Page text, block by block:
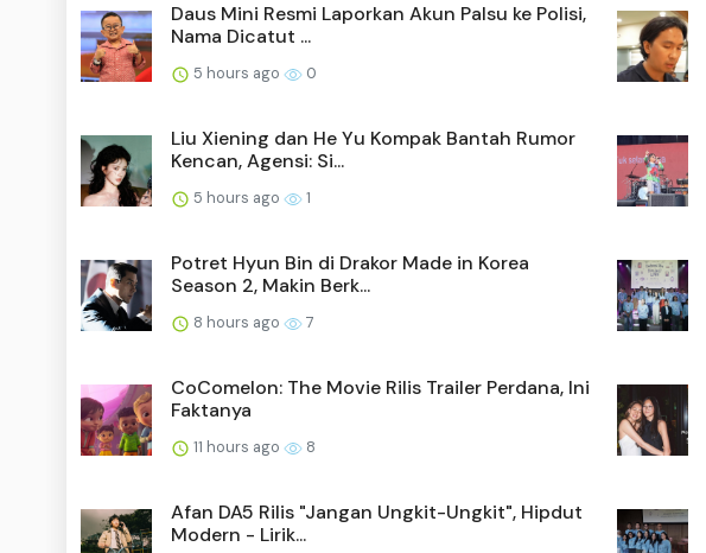
Daus Mini Resmi Laporkan Akun Palsu ke Polisi,
Nama Dicatut ...
5 hours ago 0
Liu Xiening dan He Yu Kompak Bantah Rumor
Kencan, Agensi: Si...
5 hours ago 1
Potret Hyun Bin di Drakor Made in Korea
Season 2, Makin Berk...
8 hours ago 7
CoComelon: The Movie Rilis Trailer Perdana, Ini
Faktanya
11 hours ago 8
Afan DA5 Rilis "Jangan Ungkit-Ungkit", Hipdut
Modern - Lirik...